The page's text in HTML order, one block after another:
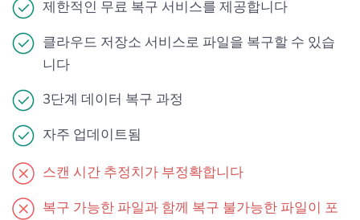
제한적인 무료 복구 서비스를 제공합니다
클라우드 저장소 서비스로 파일을 복구할 수 있습
니다
3단계 데이터 복구 과정
자주 업데이트됨
스캔 시간 추정치가 부정확합니다
복구 가능한 파일과 함께 복구 불가능한 파일이 포